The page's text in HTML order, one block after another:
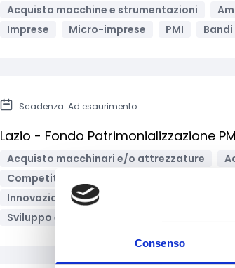
Consenso
Acquisto macchine e strumentazioni
Imprese
Micro-imprese PMI
Scadenza: Ad esaurimento
Lazio - Fondo Patrimonializzazione
Acquisto macchinari e/o attrezzature
Competitività imprese
Innovazione tecnologica, digitalizzazione,
Sviluppo e promozione territoriale